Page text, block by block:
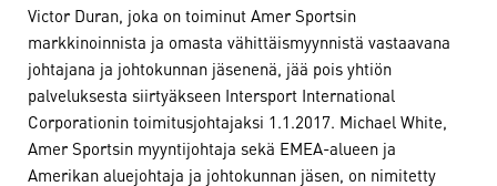
Victor Duran, joka on toiminut Amer Sportsin
markkinoinnista ja omasta vähittäismyynnistä vastaavana
johtajana ja johtokunnan jäsenenä, jää pois yhtiön
palveluksesta siirtyäkseen Intersport International
Corporationin toimitusjohtajaksi 1.1.2017. Michael White,
Amer Sportsin myyntijohtaja sekä EMEA-alueen ja
Amerikan aluejohtaja ja johtokunnan jäsen, on nimitetty